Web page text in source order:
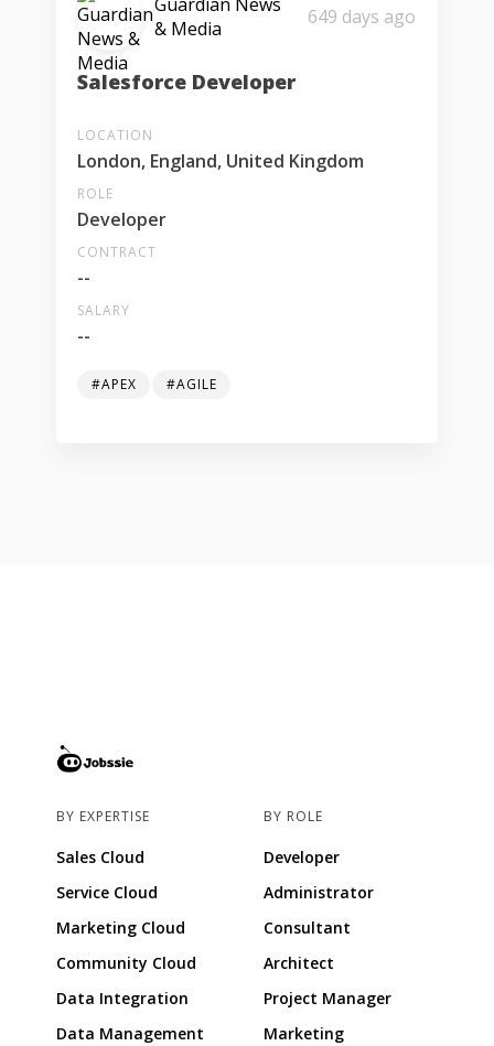
& Media
649 days ago
Salesforce Developer
LOCATION
London, England, United Kingdom
ROLE
Developer
CONTRACT
--
SALARY
--
#APEX #AGILE
BY EXPERTISE
Sales Cloud
Service Cloud
Marketing Cloud
Community Cloud
Data Integration
Data Management
BY ROLE
Developer
Administrator
Consultant
Architect
Project Manager
Marketing